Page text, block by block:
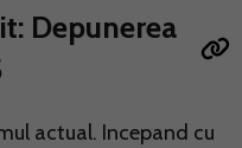
Depunerea
actual. Incepand cu